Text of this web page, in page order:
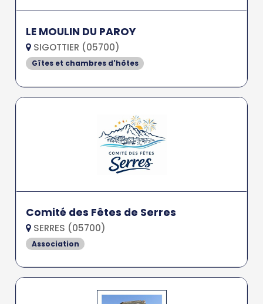
LE MOULIN DU PAROY
SIGOTTIER (05700)
Gîtes et chambres d'hôtes
Comité des Fêtes de Serres
SERRES (05700)
Association